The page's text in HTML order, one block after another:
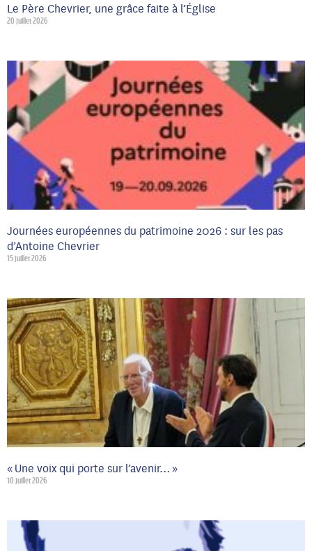
Le Père Chevrier, une grâce faite à l’Église
20 juillet 2026
Journées européennes du patrimoine 2026 : sur les pas
d’Antoine Chevrier
15 juillet 2026
« Une voix qui porte sur l’avenir… »
10 juillet 2026